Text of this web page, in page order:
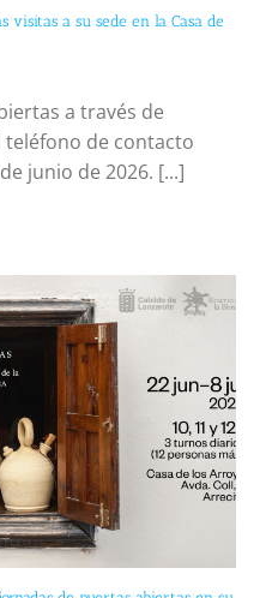
visitas a su sede en la Casa de
a través de
teléfono de contacto
junio de 2026. [...]